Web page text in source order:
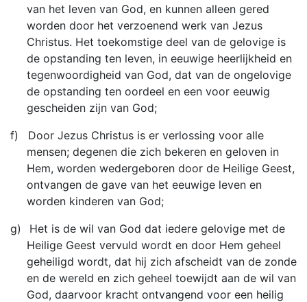
van het leven van God, en kunnen alleen gered
worden door het verzoenend werk van Jezus
Christus. Het toekomstige deel van de gelovige is
de opstanding ten leven, in eeuwige heerlijkheid en
tegenwoordigheid van God, dat van de ongelovige
de opstanding ten oordeel en een voor eeuwig
gescheiden zijn van God;
f)
Door Jezus Christus is er verlossing voor alle
mensen; degenen die zich bekeren en geloven in
Hem, worden wedergeboren door de Heilige Geest,
ontvangen de gave van het eeuwige leven en
worden kinderen van God;
g)
Het is de wil van God dat iedere gelovige met de
Heilige Geest vervuld wordt en door Hem geheel
geheiligd wordt, dat hij zich afscheidt van de zonde
en de wereld en zich geheel toewijdt aan de wil van
God, daarvoor kracht ontvangend voor een heilig